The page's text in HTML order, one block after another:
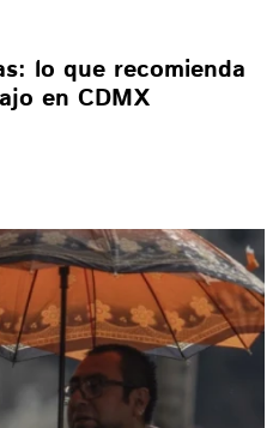
lo que recomienda
en CDMX